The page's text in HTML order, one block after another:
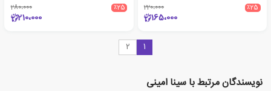
٪25 220،000
165،000
٪25 280،000
210،000
1
2
نویسندگان مرتبط با سینا امینی